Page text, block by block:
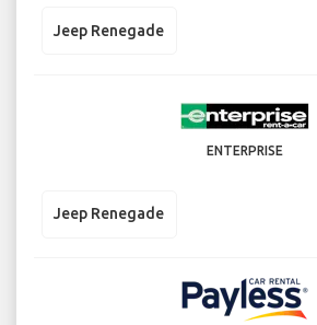
Jeep Renegade
ENTERPRISE
Jeep Renegade